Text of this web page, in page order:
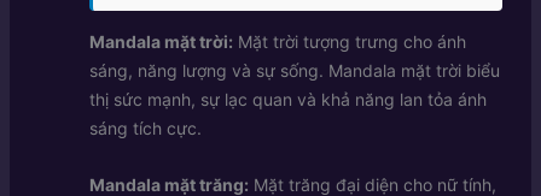
Mandala mặt trời: Mặt trời tượng trưng cho ánh
sáng, năng lượng và sự sống. Mandala mặt trời biểu
thị sức mạnh, sự lạc quan và khả năng lan tỏa ánh
sáng tích cực.
Mandala mặt trăng: Mặt trăng đại diện cho nữ tính,